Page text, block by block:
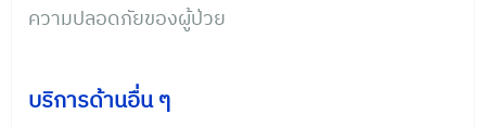
ความปลอดภัยของผู้ป่วย
บริการด้านอื่น ๆ